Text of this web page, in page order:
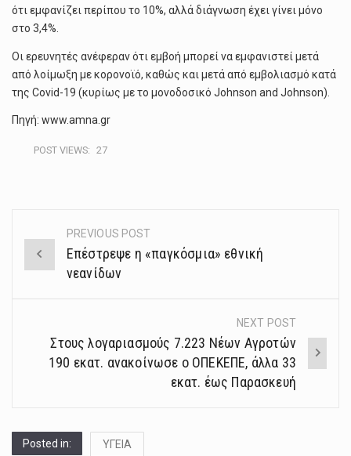
ότι εμφανίζει περίπου το 10%, αλλά διάγνωση έχει γίνει μόνο
στο 3,4%.
Οι ερευνητές ανέφεραν ότι εμβοή μπορεί να εμφανιστεί μετά
από λοίμωξη με κορονοϊό, καθώς και μετά από εμβολιασμό κατά
της Covid-19 (κυρίως με το μονοδοσικό Johnson and Johnson).
Πηγή: www.amna.gr
POST VIEWS: 27
Post
navigation
PREVIOUS POST
Επέστρεψε η «παγκόσμια» εθνική
νεανίδων
NEXT POST
Στους λογαριασμούς 7.223 Νέων Αγροτών
190 εκατ. ανακοίνωσε ο ΟΠΕΚΕΠΕ, άλλα 33
εκατ. έως Παρασκευή
Posted in: ΥΓΕΙΑ